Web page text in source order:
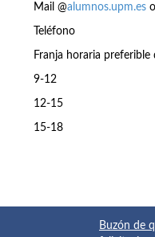
Mail @alumnos.upm.es
Teléfono
Franja horaria preferible
9-12
12-15
15-18
Buzón de